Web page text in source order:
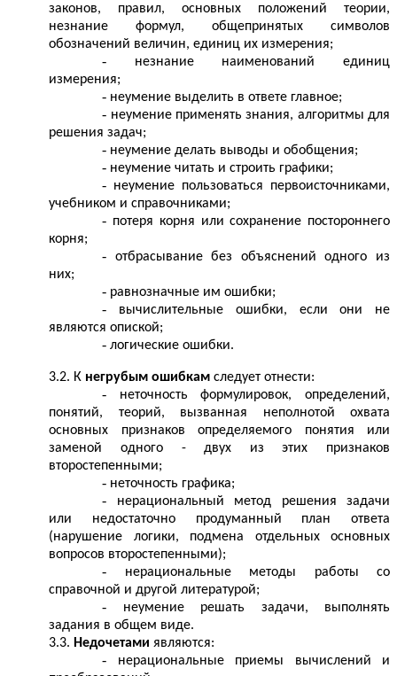
законов, правил, основных положений теории,
незнание формул, общепринятых символов
обозначений величин, единиц их измерения;
незнание наименований единиц
измерения;
неумение выделить в ответе главное;
неумение применять знания, алгоритмы для
решения задач;
неумение делать выводы и обобщения;
неумение читать и строить графики;
неумение пользоваться первоисточниками,
учебником и справочниками;
потеря корня или сохранение постороннего
корня;
отбрасывание без объяснений одного из
них;
равнозначные им ошибки;
вычислительные ошибки, если они не
являются опиской;
логические ошибки.
3.2. К негрубым ошибкам следует отнести:
неточность формулировок, определений,
понятий, теорий, вызванная неполнотой охвата
основных признаков определяемого понятия или
заменой одного - двух из этих признаков
второстепенными;
неточность графика;
нерациональный метод решения задачи
или недостаточно продуманный план ответа
(нарушение логики, подмена отдельных основных
вопросов второстепенными);
нерациональные методы работы со
справочной и другой литературой;
неумение решать задачи, выполнять
задания в общем виде.
3.3. Недочетами являются:
нерациональные приемы вычислений и